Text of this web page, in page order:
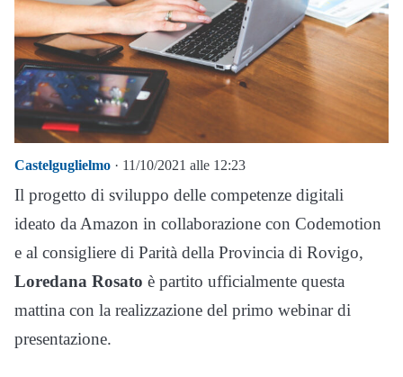
Castelguglielmo · 11/10/2021 alle 12:23
Il progetto di sviluppo delle competenze digitali
ideato da Amazon in collaborazione con Codemotion
e al consigliere di Parità della Provincia di Rovigo,
Loredana Rosato è partito ufficialmente questa
mattina con la realizzazione del primo webinar di
presentazione.